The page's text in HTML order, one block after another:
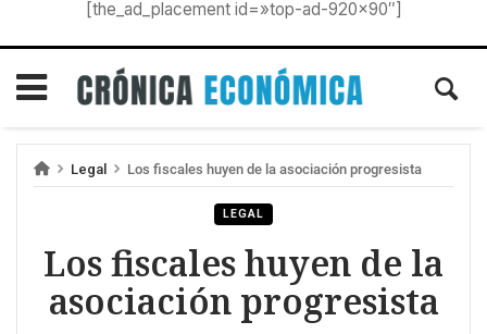
[the_ad_placement id=»top-ad-920×90″]
Legal Los fiscales huyen de la asociación progresista
LEGAL
Los fiscales huyen de la
asociación progresista